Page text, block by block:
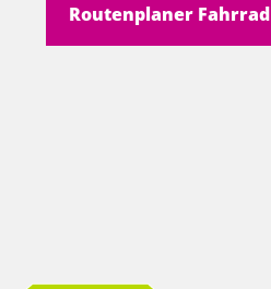
Routenplaner Fahrrad